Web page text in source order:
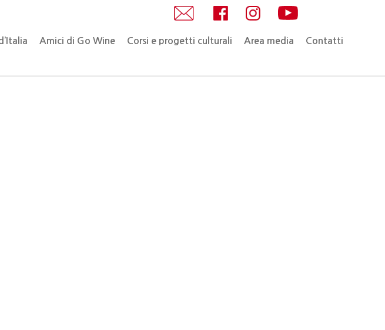
Amici di Go Wine Corsi e progetti culturali Area media Contatti